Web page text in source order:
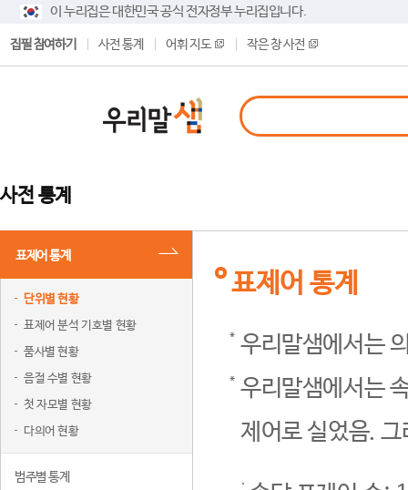
이 누리집은 대한민국 공식 전자정부 누리집입니다.
집필 참여하기 사전 통계 어휘 지도 작은 창 사전
사전 통계
표제어 통계
단위별 현황
표제어 분석 기호별 현황
품사별 현황
음절 수별 현황
첫 자모별 현황
다의어 현황
범주별 통계
표제어 통계
우리말샘에서는
우리말샘에서는
제어로 실었음.